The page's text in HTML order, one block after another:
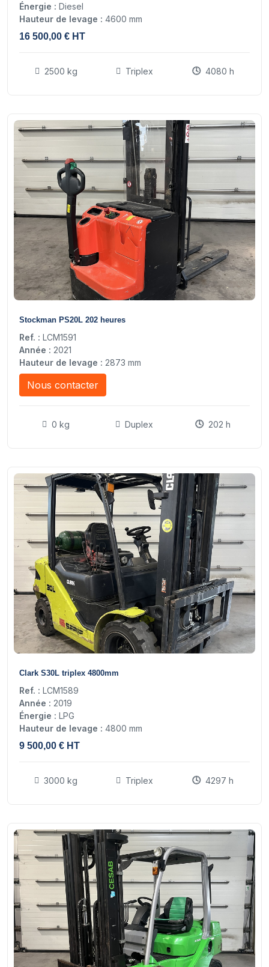
Énergie : Diesel
Hauteur de levage : 4600 mm
16 500,00 € HT
2500 kg Triplex 4080 h
Stockman PS20L 202 heures
Ref. : LCM1591
Année : 2021
Hauteur de levage : 2873 mm
Nous contacter
0 kg Duplex 202 h
Clark S30L triplex 4800mm
Ref. : LCM1589
Année : 2019
Énergie : LPG
Hauteur de levage : 4800 mm
9 500,00 € HT
3000 kg Triplex 4297 h